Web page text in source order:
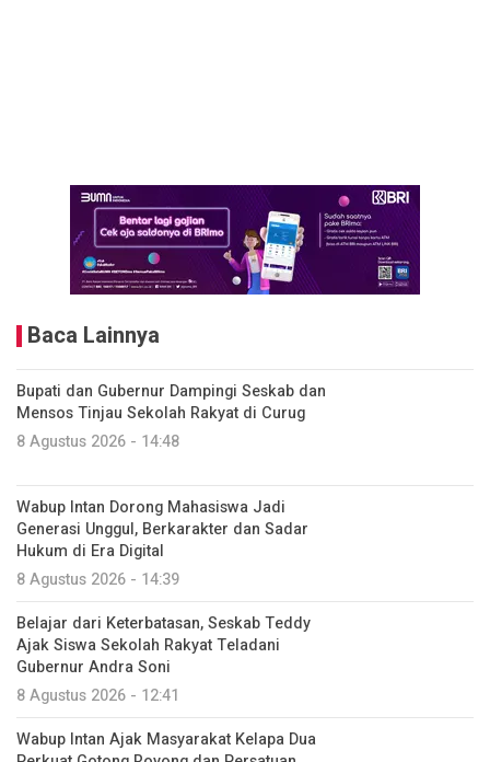
Baca Lainnya
Bupati dan Gubernur Dampingi Seskab dan
Mensos Tinjau Sekolah Rakyat di Curug
8 Agustus 2026 - 14:48
Wabup Intan Dorong Mahasiswa Jadi
Generasi Unggul, Berkarakter dan Sadar
Hukum di Era Digital
8 Agustus 2026 - 14:39
Belajar dari Keterbatasan, Seskab Teddy
Ajak Siswa Sekolah Rakyat Teladani
Gubernur Andra Soni
8 Agustus 2026 - 12:41
Wabup Intan Ajak Masyarakat Kelapa Dua